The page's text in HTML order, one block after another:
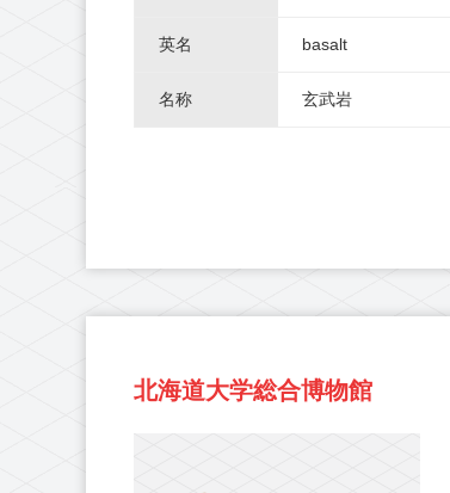
英名 basalt
名称 玄武岩
北海道大学総合博物館